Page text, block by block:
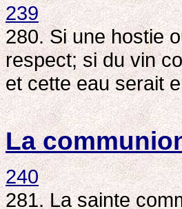
239
280. Si une hostie
respect; si du vin
et cette eau serait
La
240
281. La sainte